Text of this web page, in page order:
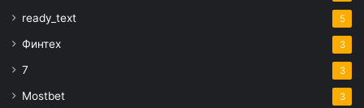
ready_text 5
Финтех 3
7 3
Mostbet 3